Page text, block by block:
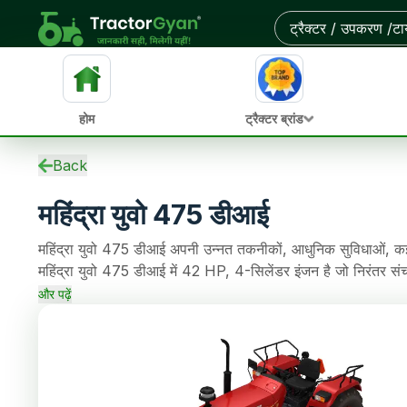
स्पेसिफिकेशन
पुराने ट्रैक्टर
होम ट्रैक्टर ब्रांड
Back
महिंद्रा युवो 475 डीआई
महिंद्रा युवो 475 डीआई अपनी उन्नत तकनीकों, आधुनिक सुविधाओं,
महिंद्रा युवो 475 डीआई में 42 HP, 4-सिलेंडर इंजन है जो निरंतर
और Dry Type Single / Dual- Crpto क्लच है, जो खेती के
और पढ़ें
आस-पास के डीलरों से ऑन-रोड कीमत और बेहतरीन डील पाएं